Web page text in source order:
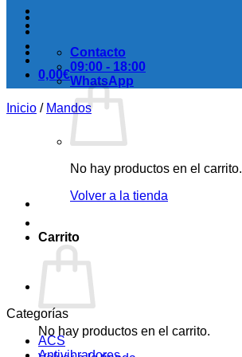
0,00€
No hay productos en el carrito.
Volver a la tienda
Carrito
No hay productos en el carrito.
Contacto
09:00 - 18:00
WhatsApp
Inicio / Mandos
Categorías
ACS